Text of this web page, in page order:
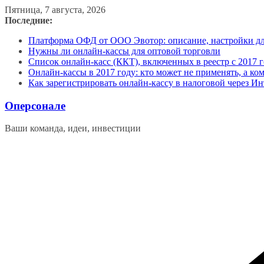
Перейти
к
Пятница, 7 августа, 2026
Последние:
Платформа ОФД от ООО Эвотор: описание, настройки
Нужны ли онлайн-кассы для оптовой торговли
Список онлайн-касс (ККТ), включенных в реестр с 2017
Онлайн-кассы в 2017 году: кто может не применять, а
Как зарегистрировать онлайн-кассу в налоговой через
Оперсонале
Ваши команда, идеи, инвестиции